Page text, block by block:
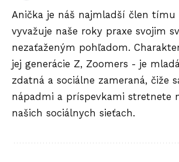
Anička je náš najmladší člen tímu
vyvažuje naše roky praxe svojim
nezaťaženým pohľadom.
jej generácie Z, Zoomers - je
zdatná a sociálne zameraná, čiže
nápadmi a príspevkami stretnete
našich sociálnych sieťach.